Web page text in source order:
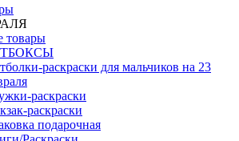
товары
раскраски для мальчиков на 23
раскраски
раскраски
подарочная